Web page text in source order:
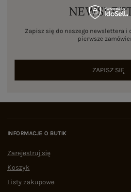
Zapisz się do naszego newslettera i
pierwsze
ZAPISZ SIĘ
INFORMACJE O BUTIK
Zarejestruj się
Koszyk
Listy zakupowe